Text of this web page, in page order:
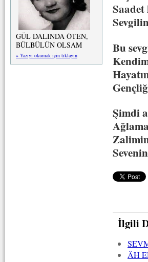
GÜL DALINDA ÖTEN,
BÜLBÜLÜN OLSAM
» Yazıyı okumak için tıklayın
Bu
Şimdi
İlgili
ÂH